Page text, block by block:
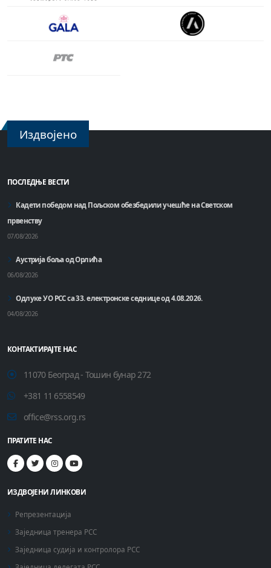
Издвојено
ПОСЛЕДЊЕ ВЕСТИ
Кадети победом над Пољском обезбедили учешће на Светском
првенству
07/08/2026
Аустрија боља од Орлића
06/08/2026
Одлуке УО РСС са 33. електронске седнице од 4.08.2026.
04/08/2026
КОНТАКТИРАЈТЕ НАС
11070 Београд - Тошин бунар 272
+381 11 6558549
office@rss.org.rs
ПРАТИТЕ НАС
ИЗДВОЈЕНИ ЛИНКОВИ
Репрезентација
Заједница тренера РСС
Заједница судија и контролора РСС